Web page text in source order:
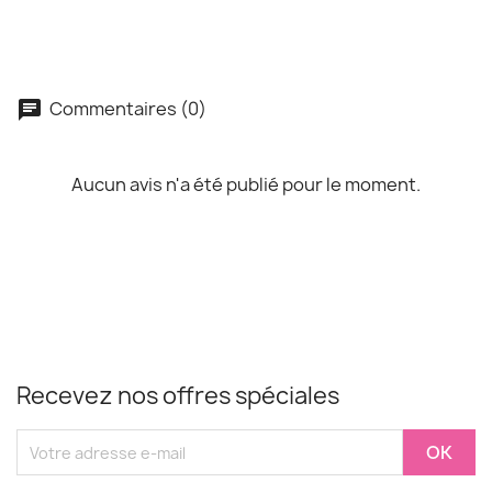
Commentaires (0)
Aucun avis n'a été publié pour le moment.
Recevez nos offres spéciales